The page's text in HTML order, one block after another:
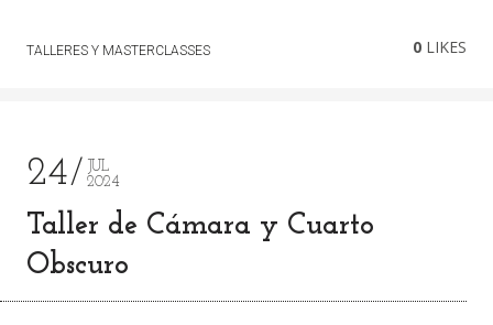
TALLERES Y MASTERCLASSES 0 LIKES
24
JUL
2024
Taller de Cámara y Cuarto
Obscuro